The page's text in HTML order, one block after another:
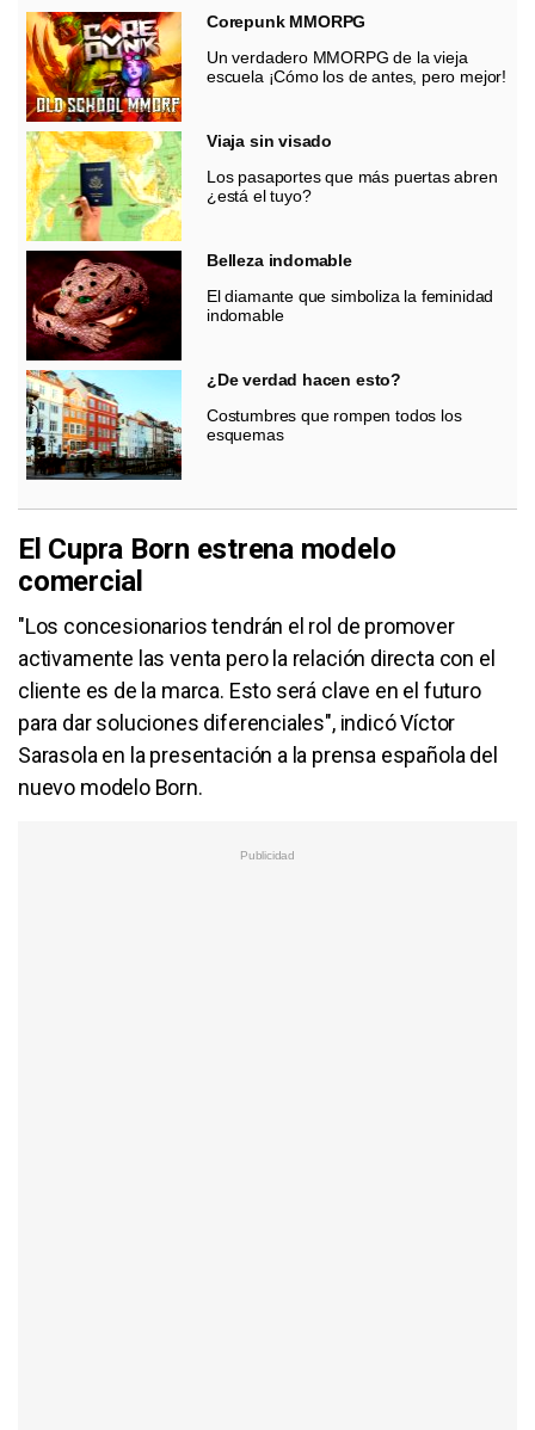
Corepunk MMORPG
Un verdadero MMORPG de la vieja
escuela ¡Cómo los de antes, pero mejor!
Viaja sin visado
Los pasaportes que más puertas abren
¿está el tuyo?
Belleza indomable
El diamante que simboliza la feminidad
indomable
¿De verdad hacen esto?
Costumbres que rompen todos los
esquemas
El Cupra Born estrena modelo
comercial
"Los concesionarios tendrán el rol de promover
activamente las venta pero la relación directa con el
cliente es de la marca. Esto será clave en el futuro
para dar soluciones diferenciales", indicó Víctor
Sarasola en la presentación a la prensa española del
nuevo modelo Born.